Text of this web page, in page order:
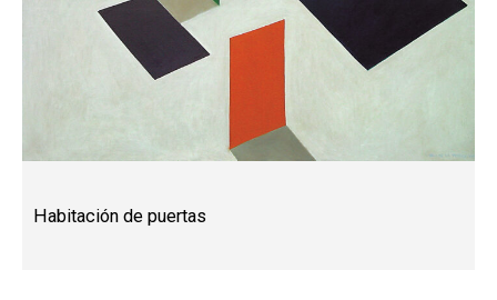
Habitación de puertas